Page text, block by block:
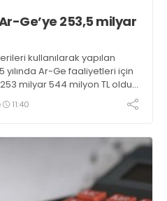
Ge’ye 253,5 milyar
kullanılarak yapılan
Ar-Ge faaliyetleri için
milyar 544 milyon TL oldu.
yönetim bütçesi
oldu
11:40